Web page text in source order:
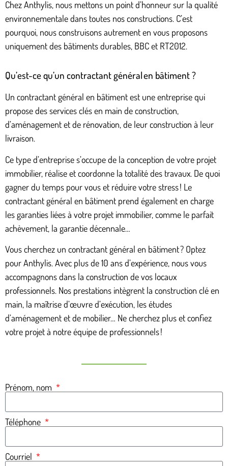
Chez Anthylis, nous mettons un point d’honneur sur la qualité
environnementale dans toutes nos constructions. C’est
pourquoi, nous construisons autrement en vous proposons
uniquement des bâtiments durables, BBC et RT2012.
Qu’est-ce qu’un contractant général en bâtiment ?
Un contractant général en bâtiment est une entreprise qui
propose des services clés en main de construction,
d’aménagement et de rénovation, de leur construction à leur
livraison.
Ce type d’entreprise s’occupe de la conception de votre projet
immobilier, réalise et coordonne la totalité des travaux. De quoi
gagner du temps pour vous et réduire votre stress ! Le
contractant général en bâtiment prend également en charge
les garanties liées à votre projet immobilier, comme le parfait
achèvement, la garantie décennale…
Vous cherchez un contractant général en bâtiment ? Optez
pour Anthylis. Avec plus de 10 ans d’expérience, nous vous
accompagnons dans la construction de vos locaux
professionnels. Nos prestations intègrent la construction clé en
main, la maîtrise d’œuvre d’exécution, les études
d’aménagement et de mobilier… Ne cherchez plus et confiez
votre projet à notre équipe de professionnels !
Prénom, nom
Téléphone
Courriel